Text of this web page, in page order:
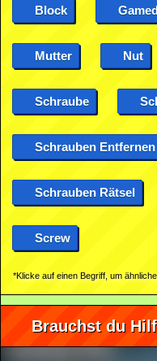
Block
Mutter Nut
Schraube
Schrauben Entfernen
Schrauben Rätsel
Screw
*Klicke auf einen Begriff, um
Brauchst du